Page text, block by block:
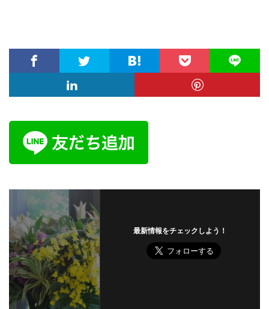
最新情報をチェックしよう！